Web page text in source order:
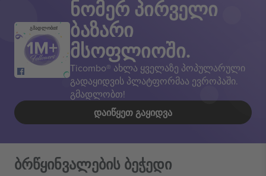
გმადლობთ!
ნომერ პირველი
ბაზარი
მსოფლიოში.
Ticombo® ახლა ყველაზე პოპულარული
გადაყიდვის პლატფორმაა ევროპაში.
გმადლობთ!
ᲓᲐᲘᲬᲧᲔᲗ ᲒᲐᲧᲘᲓᲕᲐ
ბრწყინვალების ბეჭედი